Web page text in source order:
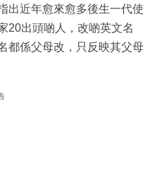
出近年愈來愈多後生一代使
20出頭啲人，改啲英文名
都係父母改，只反映其父母